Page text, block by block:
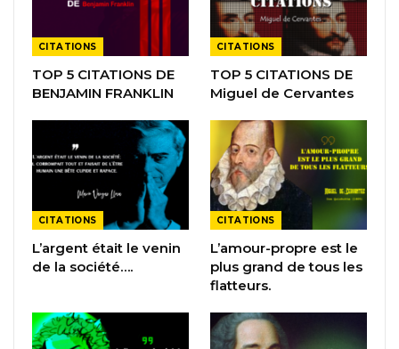
CITATIONS
TOP 5 CITATIONS DE
BENJAMIN FRANKLIN
CITATIONS
TOP 5 CITATIONS DE
Miguel de Cervantes
CITATIONS
L’argent était le venin
de la société….
CITATIONS
L’amour-propre est le
plus grand de tous les
flatteurs.